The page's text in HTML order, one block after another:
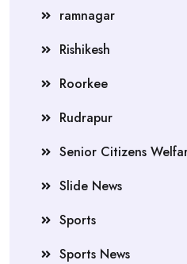
ramnagar
Rishikesh
Roorkee
Rudrapur
Senior Citizens
Slide News
Sports
Sports News